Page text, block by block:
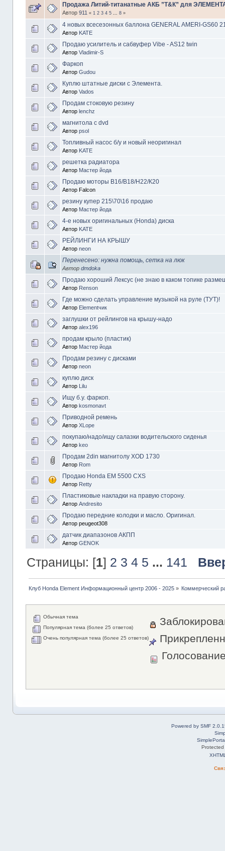
Продажа Литий-титанатные АКБ ”Т&К” для
Автор 911 « 1 2 3 4 5 8»
4 новых всесезонных баллона GENERAL AMERI-GS60
Автор KATE
Продаю усилитель и сабвуфер Vibe - AS12 twin
Автор Vladimir-S
Фаркоп
Автор Gudou
Куплю штатные диски с Элемента.
Автор Vados
Продам стоковую резину
Автор lenchz
магнитола c dvd
Автор psol
Топливный насос б/у и новый неоригинал
Автор KATE
решетка радиатора
Автор Мастер йода
Продаю моторы В16/В18/Н22/К20
Автор Falcon
резину купер 215\70\16 продаю
Автор Мастер йода
4-е новых оригинальных (Honda) диска
Автор KATE
РЕЙЛИНГИ НА КРЫШУ
Автор neon
Перенесено: нужна помощь, сетка на люк
Автор dmdoka
Продаю хороший Лексус (не знаю в каком топике
Автор Renson
Где можно сделать управление музыкой на руле (ТУТ)!
Автор Еlеmеntчик
заглушки от рейлингов на крышу-надо
Автор alex196
продам крыло (пластик)
Автор Мастер йода
Продам резину с дисками
Автор neon
куплю диск
Автор Lilu
Ищу б.у. фаркоп.
Автор kosmonavt
Приводной ремень
Автор XLope
покупаю/надо/ищу салазки водительского сиденья
Автор keo
Продам 2din магнитолу XOD 1730
Автор Rom
Продаю Honda EM 5500 CXS
Автор Retty
Пластиковые накладки на правую сторону.
Автор Andresito
Продаю передние колодки и масло. Оригинал.
Автор peugeot308
датчик диапазонов АКПП
Автор GENOK
Страницы: [1] 2 3 4 5 ... 141
Клуб Honda Element Информационный центр 2006 - 2025» Коммерческий
Обычная тема
Популярная тема (более 25 ответов)
Очень популярная тема (более 25 ответов)
Powered by SMF